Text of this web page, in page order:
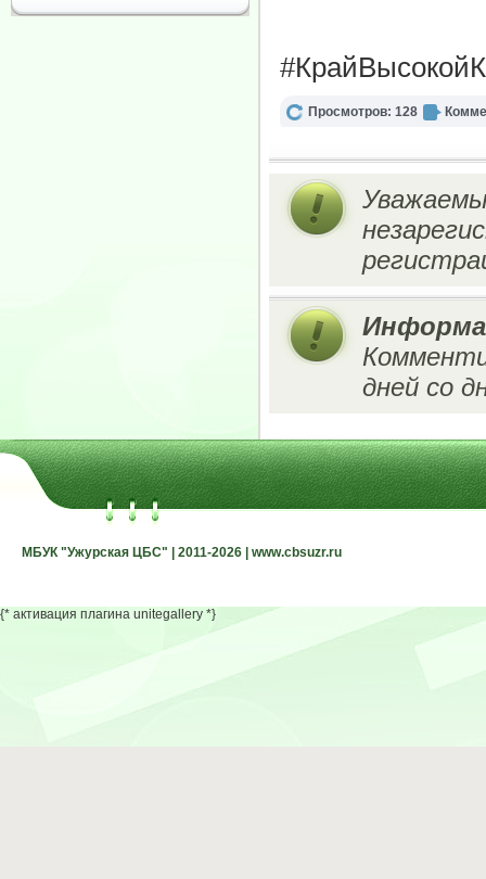
Просмотров: 128
дней со
МБУК "Ужурская ЦБС" | 2011-2026 | www.cbsuzr.ru
МБУК "Ужурская ЦБС" | 2011-2026 | www.cbsuzr.ru
{* активация плагина unitegallery *}